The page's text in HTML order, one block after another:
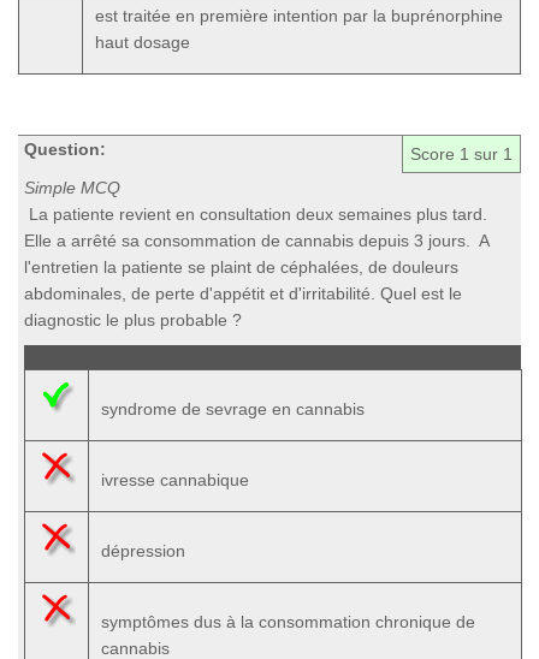
est traitée en première intention par la buprénorphine
haut dosage
Score 1 sur 1
Question:
Simple MCQ
La patiente revient en consultation deux semaines plus tard.
Elle a arrêté sa consommation de cannabis depuis 3 jours. A
l'entretien la patiente se plaint de céphalées, de douleurs
abdominales, de perte d'appétit et d'irritabilité. Quel est le
diagnostic le plus probable ?
syndrome de sevrage en cannabis
ivresse cannabique
dépression
symptômes dus à la consommation chronique de
cannabis